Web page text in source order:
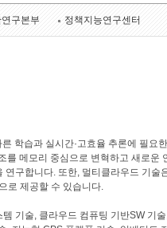
구본부 정책지능연구센터
학습과 실시간·고효율 추론에 필요
를 메모리 중심으로 변혁하고 새로운
구합니다. 또한, 멀티클라우드 기
로 제공할 수 있습니다.
기술, 클라우드 컴퓨팅 기반SW 기